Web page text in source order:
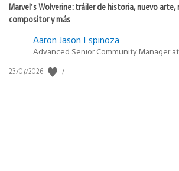
Marvel’s Wolverine: tráiler de historia, nuevo arte,
compositor y más
Aaron Jason Espinoza
Advanced Senior Community Manager
Fecha
23/07/2026 7